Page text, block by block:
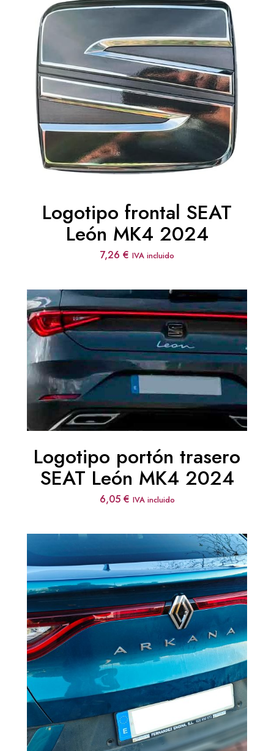
8,60 €
24,45 €
Logotipo frontal SEAT
León MK4 2024
7,26 € IVA incluido
Logotipo portón trasero
SEAT León MK4 2024
6,05 € IVA incluido